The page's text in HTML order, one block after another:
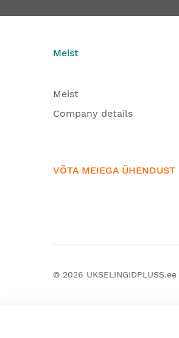
Meist
Meist
Company details
VÕTA MEIEGA ÜHENDUST
© 2026 UKSELINGIDPLUSS.ee